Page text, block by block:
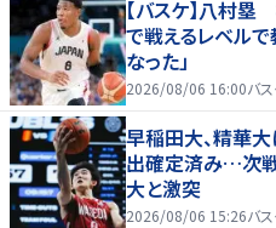
【バスケ】八村
で戦えるレベルで
なった」
2026/08/06 16:00バ
早稲田大、精華
出確定済み…次
大と激突
2026/08/06 15:26バ